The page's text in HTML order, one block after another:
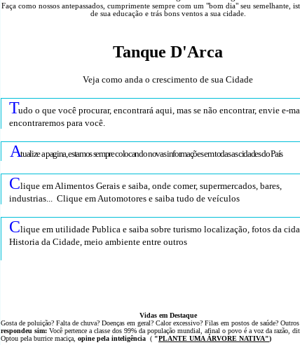
Faça como nossos antepassados, cumprimente sempre com um "bom dia" seu semelhante,
de sua educação e trás bons ventos a sua cidade.
Tanque D'Arca
Veja como anda o crescimento de sua Cidade
Tudo o que você procurar, encontrará aqui, mas se não encontrar, envie e-
encontraremos para você.
Atualize a pagina, estamos sempre colocando novas informações em todas as cidades do País
Clique em Alimentos Gerais e saiba, onde comer, supermercados, bares,
industrias... Clique em Automotores e saiba tudo de veículos
Clique em utilidade Publica e saiba sobre turismo localização, fotos da
Historia da Cidade, meio ambiente entre outros
Vidas em Destaque
Gosta de poluição? Falta de chuva? Doenças em geral? Calor excessivo? Filas em postos de saúde?
respondeu sim: Você pertence a classe dos 99% da população mundial, afinal o povo é a voz da razão,
Optou pela burrice maciça, opine pela inteligência ( "PLANTE UMA ÁRVORE NATIVA")